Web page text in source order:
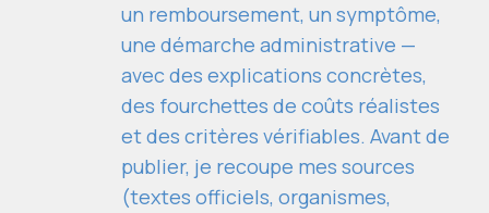
un remboursement, un symptôme,
une démarche administrative —
avec des explications concrètes,
des fourchettes de coûts réalistes
et des critères vérifiables. Avant de
publier, je recoupe mes sources
(textes officiels, organismes,